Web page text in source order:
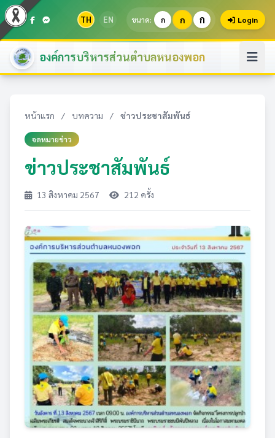
TH EN ขนาด: ก ก ก Login
องค์การบริหารส่วนตำบลหนองพอก
หน้าแรก / บทความ / ข่าวประชาสัมพันธ์
จดหมายข่าว
ข่าวประชาสัมพันธ์
13 สิงหาคม 2567 212 ครั้ง